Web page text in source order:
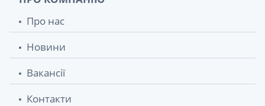
Про нас
Новини
Вакансії
Контакти